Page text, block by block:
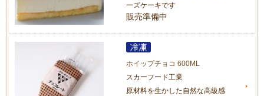
ーズケーキです
販売準備中
ホイップチョコ 600ML
スカーフード工業
原材料を生かした自然な高級感